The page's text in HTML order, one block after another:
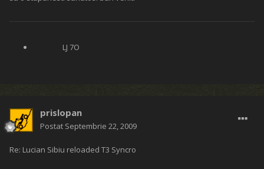
LJ 7O
prislopan
Postat Septembrie 22, 2009
Re: Lucian Sibiu reloaded T3 Syncro